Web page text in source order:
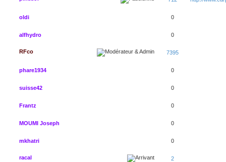
oldi 0
alfhydro 0
RFco 7395
phare1934 0
suisse42 0
Frantz 0
MOUMI Joseph 0
mkhatri 0
racal 2